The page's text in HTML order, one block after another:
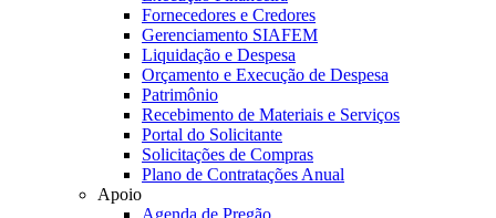
Fornecedores e Credores
Gerenciamento SIAFEM
Liquidação e Despesa
Orçamento e Execução de Despesa
Patrimônio
Recebimento de Materiais e Serviços
Portal do Solicitante
Solicitações de Compras
Plano de Contratações Anual
Apoio
Agenda de Pregão